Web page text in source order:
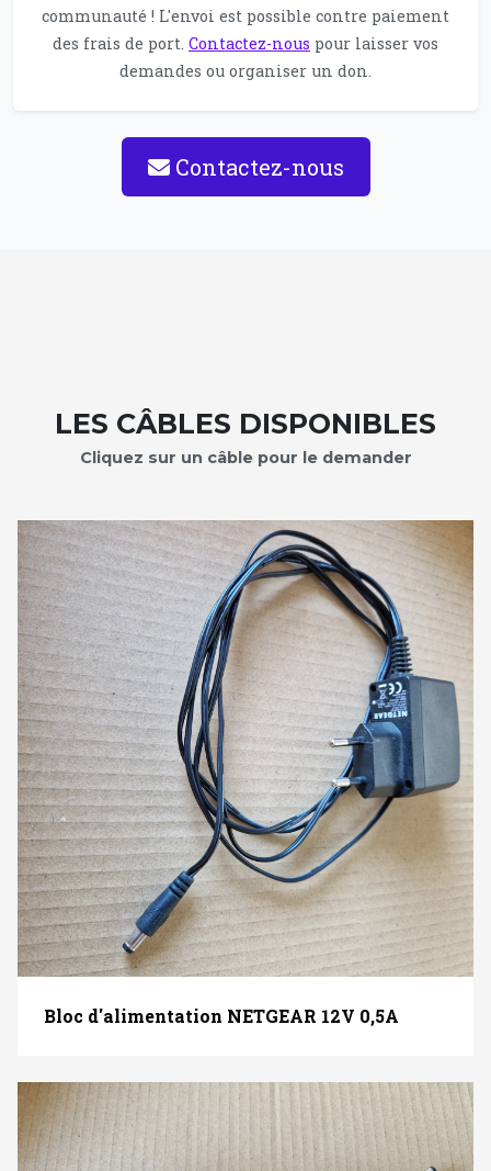
communauté ! L'envoi est possible contre paiement
des frais de port. Contactez-nous pour laisser vos
demandes ou organiser un don.
Contactez-nous
LES CÂBLES DISPONIBLES
Cliquez sur un câble pour le demander
Bloc d'alimentation NETGEAR 12V 0,5A